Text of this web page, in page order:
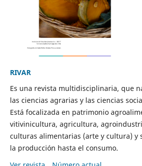
RIVAR
Es una revista multidisciplinaria, que
las ciencias agrarias y las ciencias
Está focalizada en patrimonio
vitivinicultura, agricultura,
culturas alimentarias (arte y cultura) y
la producción hasta el consumo.